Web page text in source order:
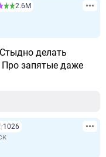
2.6М
делать
запятые даже
1026